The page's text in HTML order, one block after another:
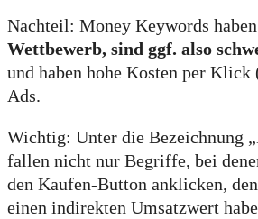
Nachteil: Money Keywords haben
Wettbewerb, sind ggf. also
und haben hohe Kosten per Klick
Ads.
Wichtig: Unter die Bezeichnung
fallen nicht nur Begriffe, bei
den Kaufen-Button anklicken,
einen indirekten Umsatzwert